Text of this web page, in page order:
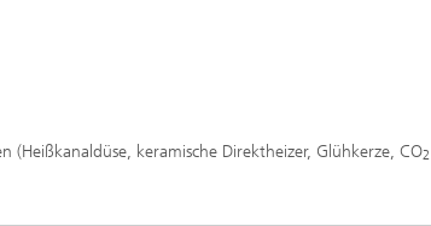
keramische Direktheizer, Glühkerze, CO2